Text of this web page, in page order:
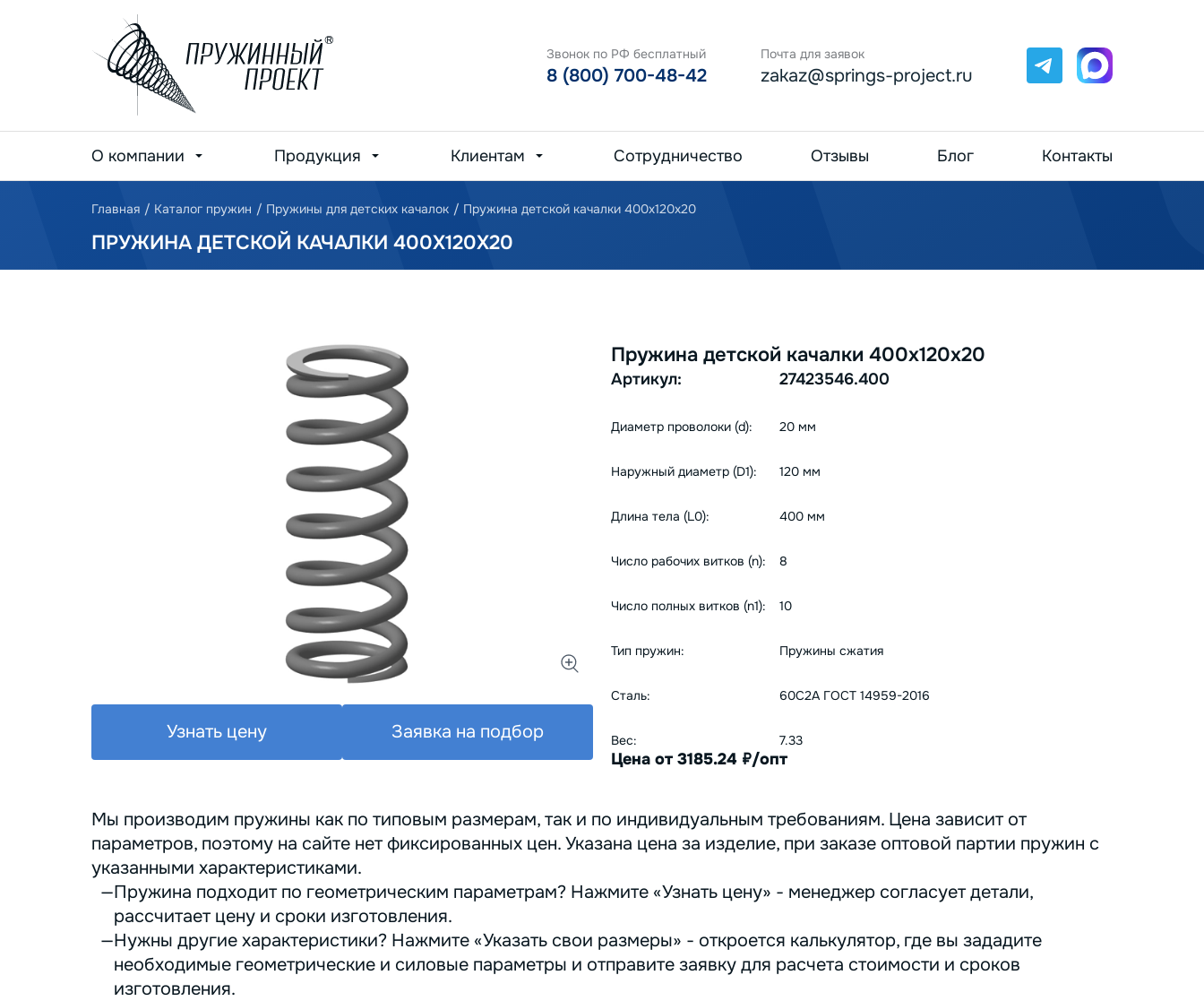
Звонок по РФ бесплатный
8 (800) 700-48-42
Почта для заявок
zakaz@springs-project.ru
Telegram
О компании Продукция Клиентам Сотрудничество Отзывы Блог Контакты
Главная / Каталог пружин / Пружины для детских качалок / Пружина детской качалки 400х120х20
ПРУЖИНА ДЕТСКОЙ КАЧАЛКИ 400Х120Х20
Пружина детской качалки 400х120х20
Артикул: 27423546.400
Диаметр проволоки (d): 20 мм
Наружный диаметр (D1): 120 мм
Длина тела (L0): 400 мм
Число рабочих витков (n): 8
Число полных витков (n1): 10
Тип пружин: Пружины сжатия
Сталь: 60С2А ГОСТ 14959-2016
Вес: 7.33
Цена от 3185.24 руб./опт
Узнать цену Заявка на подбор
Мы производим пружины как по типовым размерам, так и по индивидуальным требованиям. Цена зависит от
параметров, поэтому на сайте нет фиксированных цен. Указана цена за изделие, при заказе оптовой партии пружин с
указанными характеристиками.
Пружина подходит по геометрическим параметрам? Нажмите «Узнать цену» - менеджер согласует детали,
рассчитает цену и сроки изготовления.
Нужны другие характеристики? Нажмите «Указать свои размеры» - откроется калькулятор, где вы зададите
необходимые геометрические и силовые параметры и отправите заявку для расчета стоимости и сроков
изготовления.